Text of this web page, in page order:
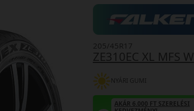
ZE310EC XL MFS W
205/45R17
NYÁRI GUMI
AKÁR 6.000 FT SZERELÉSI